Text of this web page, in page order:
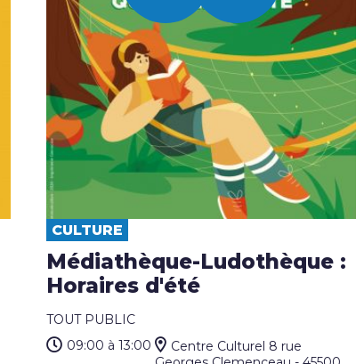
CULTURE
Médiathèque-Ludothèque :
Horaires d'été
TOUT PUBLIC
09:00 à 13:00
Centre Culturel 8 rue